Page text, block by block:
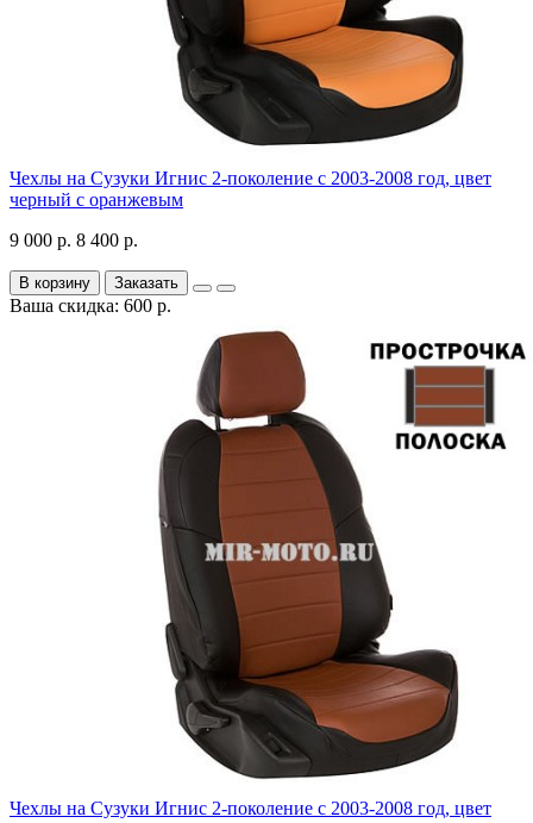
Чехлы на Сузуки Игнис 2-поколение с 2003-2008 год, цвет
черный с оранжевым
9 000 р. 8 400 р.
В корзину Заказать
Ваша скидка: 600 р.
Чехлы на Сузуки Игнис 2-поколение с 2003-2008 год, цвет